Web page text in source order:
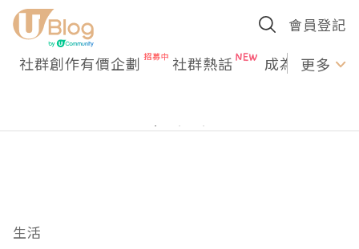
會員登記
社群創作有價企劃 社群熱話 成為U更多
生活